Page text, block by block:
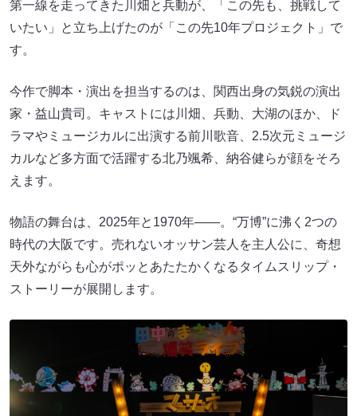
第一線を走ってきた川畑と兵動が、「この先も、挑戦して
いたい」と立ち上げたのが「この先10年プロジェクト」で
す。
今作で脚本・演出を担当するのは、関西出身の気鋭の演出
家・益山貴司。キャストには川畑、兵動、大湖のほか、ド
ラマやミュージカルに出演する前川歌音、2.5次元ミュージ
カルなど多方面で活躍する北乃颯希、納谷健らが顔をそろ
えます。
物語の舞台は、2025年と1970年――。“万博”に沸く2つの
時代の大阪です。売れないオッサン芸人を主人公に、奇想
天外ながらも心がポッとあたたかくなるタイムスリップ・
ストーリーが展開します。